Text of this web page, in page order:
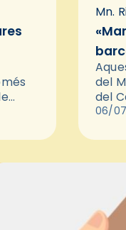
Mn.
del
del
06/